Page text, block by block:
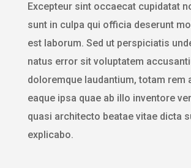
Excepteur sint occaecat cupidatat
sunt in culpa qui officia deserunt
est laborum. Sed ut perspiciatis
natus error sit voluptatem
doloremque laudantium, totam rem
eaque ipsa quae ab illo inventore
quasi architecto beatae vitae dicta
explicabo.